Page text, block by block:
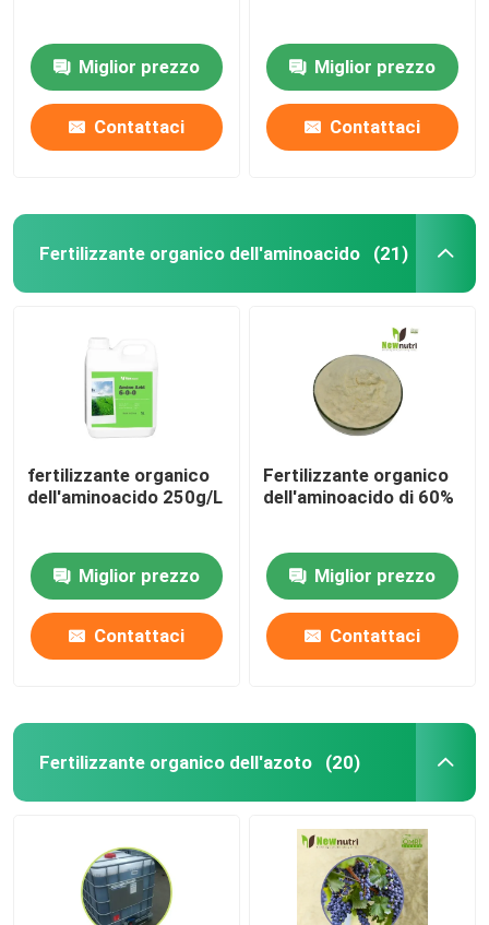
Miglior prezzo
Contattaci
Miglior prezzo
Contattaci
Fertilizzante organico dell'aminoacido (21)
fertilizzante organico
dell'aminoacido 250g/L
Miglior prezzo
Contattaci
Fertilizzante organico
dell'aminoacido di 60%
Miglior prezzo
Contattaci
Fertilizzante organico dell'azoto (20)